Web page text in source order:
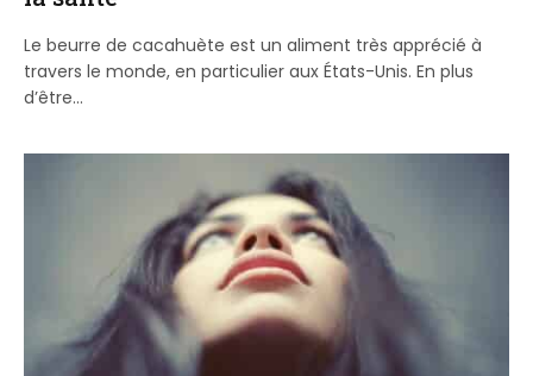
Le beurre de cacahuète est un aliment très apprécié à
travers le monde, en particulier aux États-Unis. En plus
d’être…